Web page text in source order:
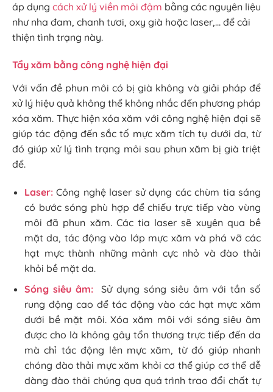
áp dụng cách xử lý viền môi đậm bằng các nguyên liệu
như nha đam, chanh tươi, oxy già hoặc laser,… để cải
thiện tình trạng này.
Tẩy xăm bằng công nghệ hiện đại
Với vấn đề phun môi có bị già không và giải pháp để
xử lý hiệu quả không thể không nhắc đến phương pháp
xóa xăm. Thực hiện xóa xăm với công nghệ hiện đại sẽ
giúp tác động đến sắc tố mực xăm tích tụ dưới da, từ
đó giúp xử lý tình trạng môi sau phun xăm bị già triệt
để.
Laser: Công nghệ laser sử dụng các chùm tia sáng
có bước sóng phù hợp để chiếu trực tiếp vào vùng
môi đã phun xăm. Các tia laser sẽ xuyên qua bề
mặt da, tác động vào lớp mực xăm và phá vỡ các
hạt mực thành những mảnh cực nhỏ và đào thải
khỏi bề mặt da.
Sóng siêu âm:
Sử dụng sóng siêu âm với tần số
rung động cao để tác động vào các hạt mực xăm
dưới bề mặt môi. Xóa xăm môi với sóng siêu âm
được cho là không gây tổn thương trực tiếp đến da
mà chỉ tác động lên mực xăm, từ đó giúp nhanh
chóng đào thải mực xăm khỏi cơ thể giúp cơ thể dễ
dàng đào thải chúng qua quá trình trao đổi chất tự